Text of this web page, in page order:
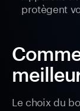
protègent
Le choix du